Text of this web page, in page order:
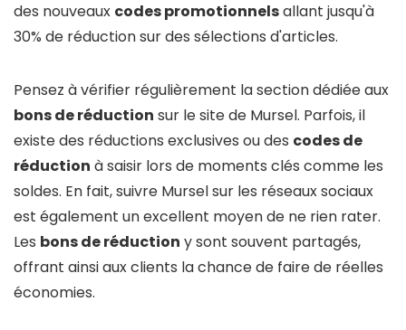
des nouveaux codes promotionnelsallant jusqu'à
30% de réduction sur des sélections d'articles.
Pensez à vérifier régulièrement la section dédiée aux
bons de réduction sur le site de Mursel. Parfois, il
existe des réductions exclusives ou des codes de
réduction à saisir lors de moments clés comme les
soldes. En fait, suivre Mursel sur les réseaux sociaux
est également un excellent moyen de ne rien rater.
Les bons de réduction y sont souvent partagés,
offrant ainsi aux clients la chance de faire de réelles
économies.